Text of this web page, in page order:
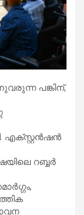
പങ്കിന്,
എക്സ്റ്റൻഷൻ
റബ്ബർ